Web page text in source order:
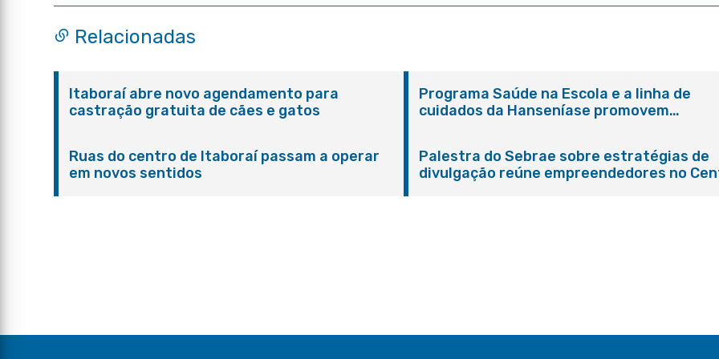
Relacionadas
Itaboraí abre novo agendamento para
castração gratuita de cães e gatos
Programa Saúde na Escola e a linha de
cuidados da Hanseníase promovem
Ruas do centro de Itaboraí passam a operar
em novos sentidos
Palestra do Sebrae sobre estratégias de
divulgação reúne empreendedores no